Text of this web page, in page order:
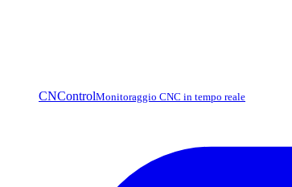
CNControlMonitoraggio CNC in tempo reale